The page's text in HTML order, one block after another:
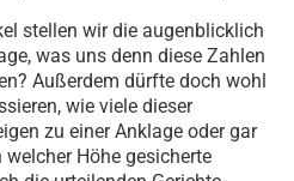
stellen wir die augenblicklich
was uns denn diese Zahlen
Außerdem dürfte doch wohl
wie viele dieser
zu einer Anklage oder gar
Höhe gesicherte